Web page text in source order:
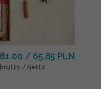
81.00 / 65.85 PLN
brutto / netto